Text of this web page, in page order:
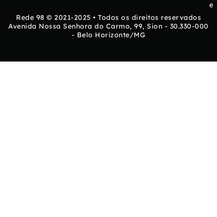
e
Rede 98 © 2021-2025 • Todos os direitos reservados
Avenida Nossa Senhora do Carmo, 99, Sion - 30.330-000
- Belo Horizonte/MG